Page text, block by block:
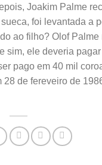
Joakim Palme
foi levantada a
ao filho? Olof
sim, ele deveria
pago em 40 mil
de fereveiro de